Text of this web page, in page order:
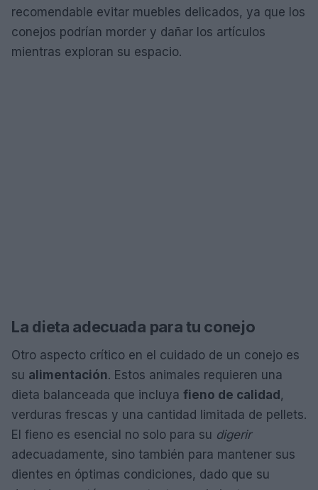
recomendable evitar muebles delicados, ya que los
conejos podrían morder y dañar los artículos
mientras exploran su espacio.
La dieta adecuada para tu conejo
Otro aspecto crítico en el cuidado de un conejo es
su alimentación. Estos animales requieren una
dieta balanceada que incluya fieno de calidad,
verduras frescas y una cantidad limitada de pellets.
El fieno es esencial no solo para su digerir
adecuadamente, sino también para mantener sus
dientes en óptimas condiciones, dado que su